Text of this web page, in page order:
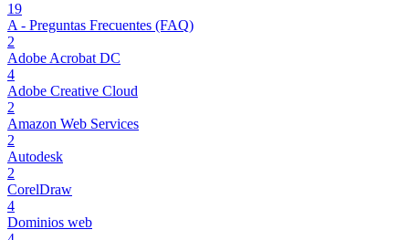
19
A - Preguntas Frecuentes (FAQ)
2
Adobe Acrobat DC
4
Adobe Creative Cloud
2
Amazon Web Services
2
Autodesk
2
CorelDraw
4
Dominios web